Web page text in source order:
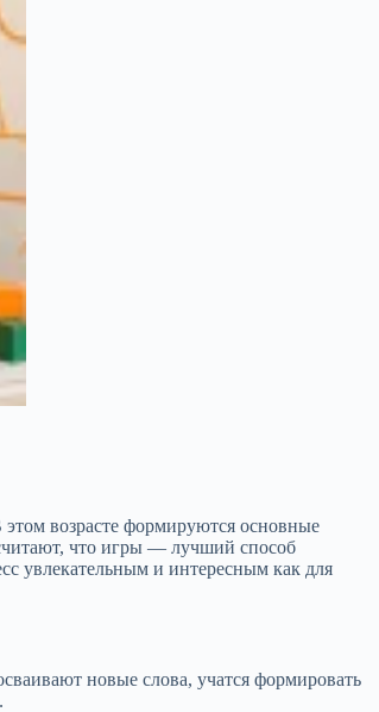
возрасте формируются основные
что игры — лучший способ
увлекательным и интересным как для
новые слова, учатся формировать